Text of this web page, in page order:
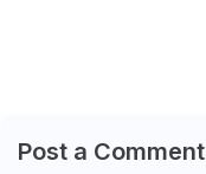
Post a Comment